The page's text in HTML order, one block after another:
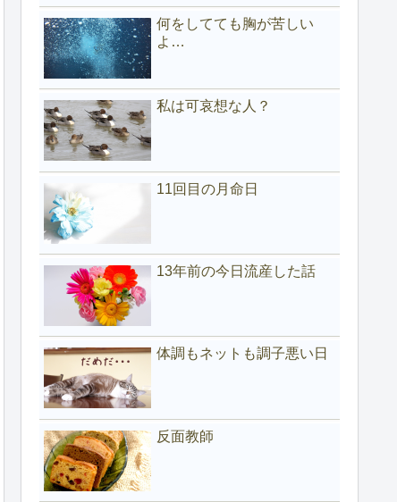
何をしてても胸が苦しい
よ…
私は可哀想な人？
11回目の月命日
13年前の今日流産した話
体調もネットも調子悪い日
反面教師